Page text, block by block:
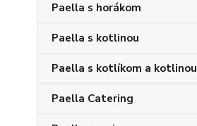
Paella s horákom
Paella s kotlinou
Paella s kotlíkom a kotlinou
Paella Catering